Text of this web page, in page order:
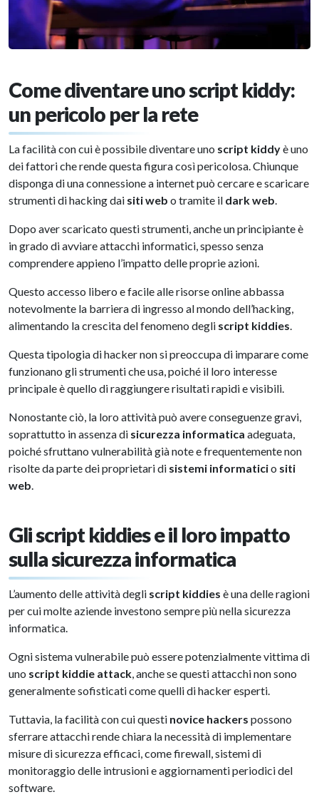
Come diventare uno script kiddy:
un pericolo per la rete
La facilità con cui è possibile diventare uno script kiddyè uno
dei fattori che rende questa figura così pericolosa. Chiunque
disponga di una connessione a internet può cercare e scaricare
strumenti di hacking dai siti web o tramite il dark web
Dopo aver scaricato questi strumenti, anche un principiante è
in grado di avviare attacchi informatici, spesso senza
comprendere appieno l’impatto delle proprie azioni.
Questo accesso libero e facile alle risorse online abbassa
notevolmente la barriera di ingresso al mondo dell’hacking,
alimentando la crescita del fenomeno degli script kiddies
Questa tipologia di hacker non si preoccupa di imparare come
funzionano gli strumenti che usa, poiché il loro interesse
principale è quello di raggiungere risultati rapidi e visibili.
Nonostante ciò, la loro attività può avere conseguenze gravi,
soprattutto in assenza di sicurezza informatica adeguata,
poiché sfruttano vulnerabilità già note e frequentemente non
risolte da parte dei proprietari di sistemi informaticio siti
web
Gli script kiddies e il loro impatto
sulla sicurezza informatica
L’aumento delle attività degli script kiddies è una delle ragioni
per cui molte aziende investono sempre più nella sicurezza
informatica.
Ogni sistema vulnerabile può essere potenzialmente vittima di
uno script kiddie attack , anche se questi attacchi non sono
generalmente sofisticati come quelli di hacker esperti.
Tuttavia, la facilità con cui questi novice hackers possono
sferrare attacchi rende chiara la necessità di implementare
misure di sicurezza efficaci, come firewall, sistemi di
monitoraggio delle intrusioni e aggiornamenti periodici del
software.